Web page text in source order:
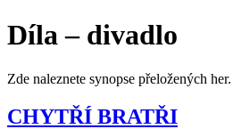
Díla – divadlo
Zde naleznete synopse přeložených her.
CHYTŘÍ BRATŘI